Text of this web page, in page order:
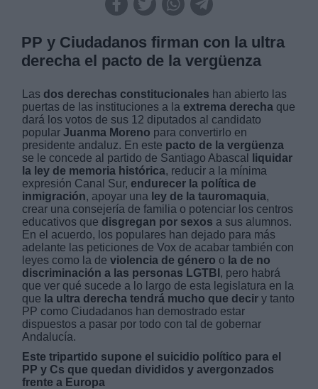
PP y Ciudadanos firman con la ultra
derecha el pacto de la vergüenza
Las dos derechas constitucionales han abierto las
puertas de las instituciones a la extrema derecha que
dará los votos de sus 12 diputados al candidato
popularJuanma Moreno para convertirlo en
presidente andaluz. En este pacto de la vergüenza
se le concede al partido de Santiago Abascal
liquidar
la ley de memoria histórica, reducir a la mínima
expresión Canal Sur, endurecer la política de
inmigración, apoyar una ley de la tauromaquia,
crear una consejería de familia o potenciar los centros
educativos que disgregan por sexos a sus alumnos.
En el acuerdo, los populares han dejado para más
adelante las peticiones de Vox de acabar también con
leyes como la deviolencia de género o la de no
discriminación a las personas LGTBI , pero habrá
que ver qué sucede a lo largo de esta legislatura en la
que la ultra derecha tendrá mucho que decir y tanto
PP como Ciudadanos han demostrado estar
dispuestos a pasar por todo con tal de gobernar
Andalucía.
Este tripartido supone el suicidio político para el
PP y Cs que quedan divididos y avergonzados
frente a Europa
Destinatarios:
Derechos:
link
Información adicional
link